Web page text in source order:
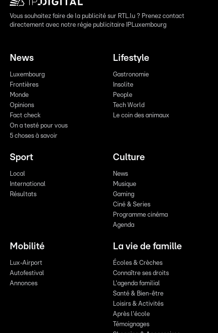
Vous souhaitez faire de la publicité sur RTL.lu ? Prenez contact
directement avec notre régie publicitaire IPLuxembourg
News
Luxembourg
Frontières
Monde
Opinions
Fact check
On a testé pour vous
5 choses à savoir
Lifestyle
Gastronomie
Insolite
People
Tech World
Le coin des animaux
Sport
Local
International
Résultats
Culture
News
Musique
Gaming
Ciné & Series
Programme cinéma
Agenda
Mobilité
Lux-Airport
Autofestival
Annonces
La vie de famille
Écoles & Crèches
Connaître ses droits
L'agenda familial
Santé & Bien-être
Loisirs & Activités
Après l'école
Témoignages